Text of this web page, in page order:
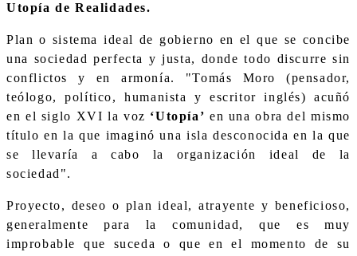
Utopía de Realidades.
Plan o sistema ideal de gobierno en el que se concibe
una sociedad perfecta y justa, donde todo discurre sin
conflictos y en armonía. "Tomás Moro (pensador,
teólogo, político, humanista y escritor inglés) acuñó
en el siglo XVI la voz ‘Utopía’ en una obra del mismo
título en la que imaginó una isla desconocida en la que
se llevaría a cabo la organización ideal de la
sociedad".
Proyecto, deseo o plan ideal, atrayente y beneficioso,
generalmente para la comunidad, que es muy
improbable que suceda o que en el momento de su